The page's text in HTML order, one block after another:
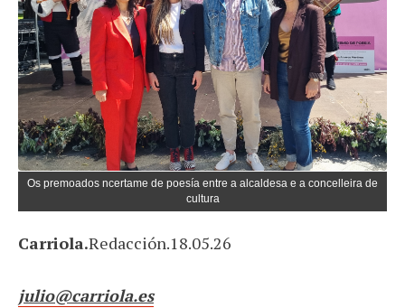
Os premoados ncertame de poesía entre a alcaldesa e a concelleira de
cultura
Carriola.Redacción.18.05.26
julio@carriola.es